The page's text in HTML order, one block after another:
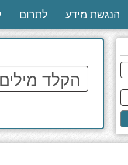
הנגשת מידע לתרום
הקלד
מילים
לחיפוש